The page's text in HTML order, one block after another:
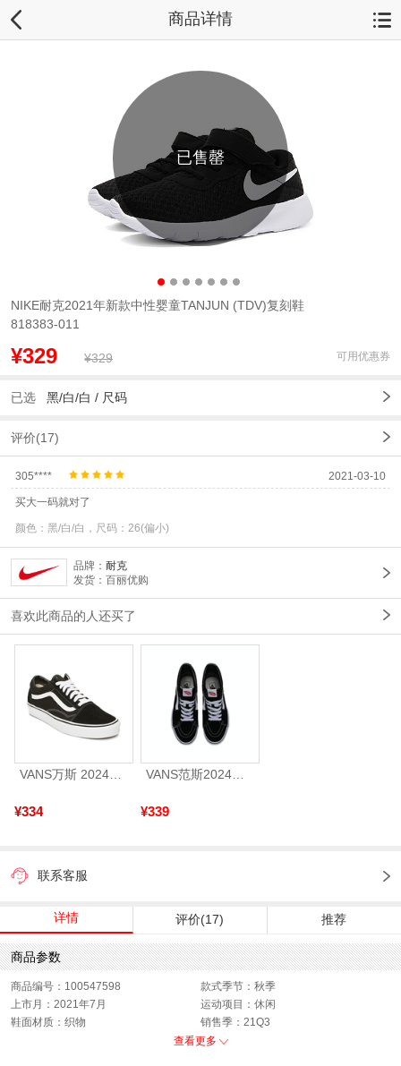
商品详情
已售罄
NIKE耐克2021年新款中性婴童TANJUN (TDV)复刻鞋
818383-011
¥329 ¥329 可用优惠券
已选 黑/白/白 / 尺码
评价(17)
305**** 2021-03-10
买大一码就对了
颜色：黑/白/白，尺码：26(偏小)
品牌： 耐克
发货：百丽优购
喜欢此商品的人还买了
VANS万斯 2024年新款中性OldSkool帆布鞋/硫化鞋VN000D3HY28（延续款）
¥334 ¥339
联系客服
详情 评价(17) 推荐
商品参数
商品编号：100547598
款式季节：秋季
上市月：2021年7月
运动项目：休闲
鞋面材质：织物
销售季：21Q3
货品来源：招商
查看更多